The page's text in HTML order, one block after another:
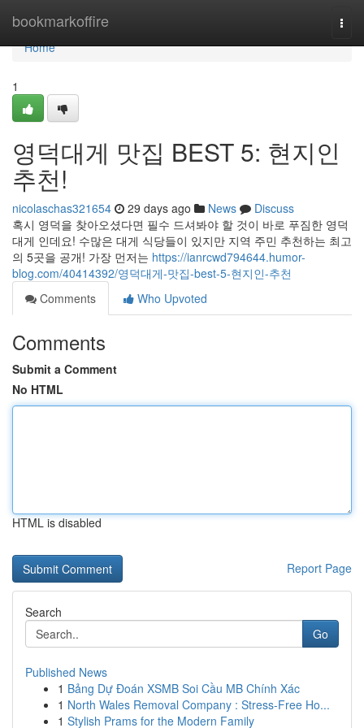
bookmarkoffire
Home
Home
1
영덕대게 맛집 BEST 5: 현지인
추천!
nicolaschas321654 29 days ago News
Discuss
혹시 영덕을 찾아오셨다면 필수 드셔봐야 할 것이 바로 푸짐한 영덕
대게 인데요! 수많은 대게 식당들이 있지만 지역 주민 추천하는 최고
의 5곳을 공개! 가장 먼저는 https://ianrcwd794644.humor-
blog.com/40414392/영덕대게-맛집-best-5-현지인-추천
Comments
Who Upvoted
Comments
Submit a Comment
No HTML
HTML is disabled
Report Page
Search
Go
Published News
1 Bảng Dự Đoán XSMB Soi Cầu MB Chính Xác
1 North Wales Removal Company : Stress-Free Ho...
1 Stylish Prams for the Modern Family